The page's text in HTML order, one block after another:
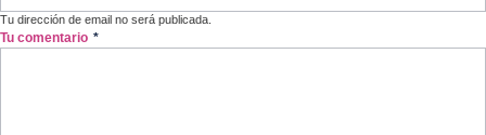
Tu dirección de email no será publicada.
Tu comentario *